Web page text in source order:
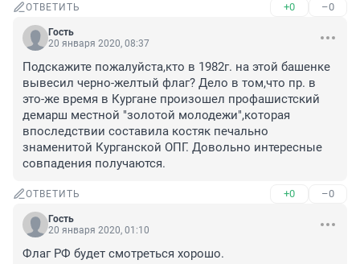
ОТВЕТИТЬ +0 –0
Гость
20 января 2020, 08:37
Подскажите пожалуйста,кто в 1982г. на этой башенке
вывесил черно-желтый флаг? Дело в том,что пр. в
это-же время в Кургане произошел профашистский
демарш местной "золотой молодежи",которая
впоследствии составила костяк печально
знаменитой Курганской ОПГ. Довольно интересные
совпадения получаются.
ОТВЕТИТЬ +0 –0
Гость
20 января 2020, 01:10
Флаг РФ будет смотреться хорошо.